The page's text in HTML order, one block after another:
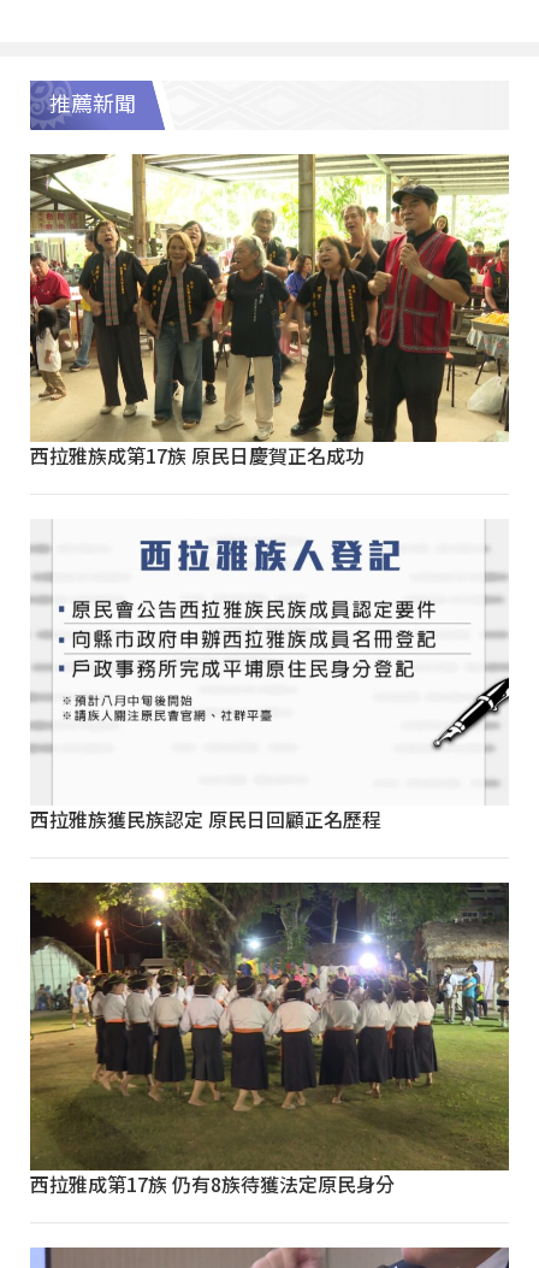
推薦新聞
西拉雅族成第17族 原民日慶賀正名成功
西拉雅族獲民族認定 原民日回顧正名歷程
西拉雅成第17族 仍有8族待獲法定原民身分